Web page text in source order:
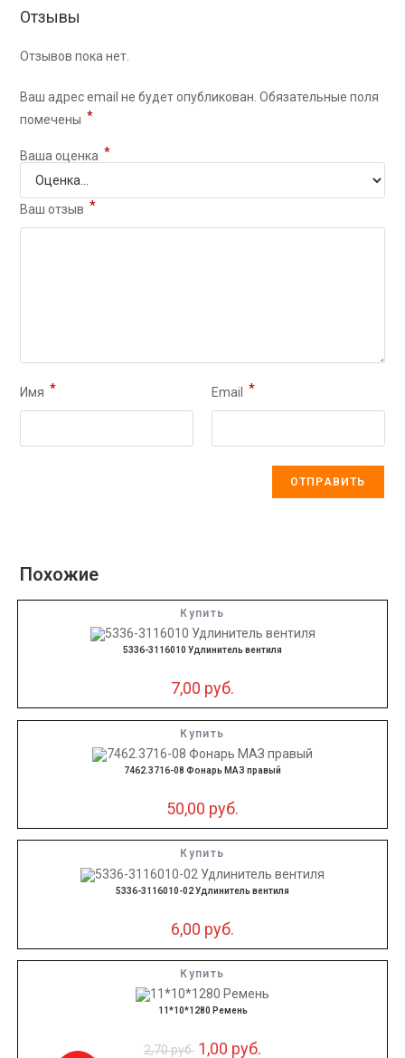
Отзывы
Отзывов пока нет.
Ваш адрес email не будет опубликован. Обязательные поля
помечены *
Ваша оценка *
Ваш отзыв *
Имя * Email *
Похожие
Купить
5336-3116010 Удлинитель вентиля
7,00 руб.
Купить
7462.3716-08 Фонарь МАЗ правый
50,00 руб.
Купить
5336-3116010-02 Удлинитель вентиля
6,00 руб.
Купить
11*10*1280 Ремень
2,70руб. 1,00 руб.